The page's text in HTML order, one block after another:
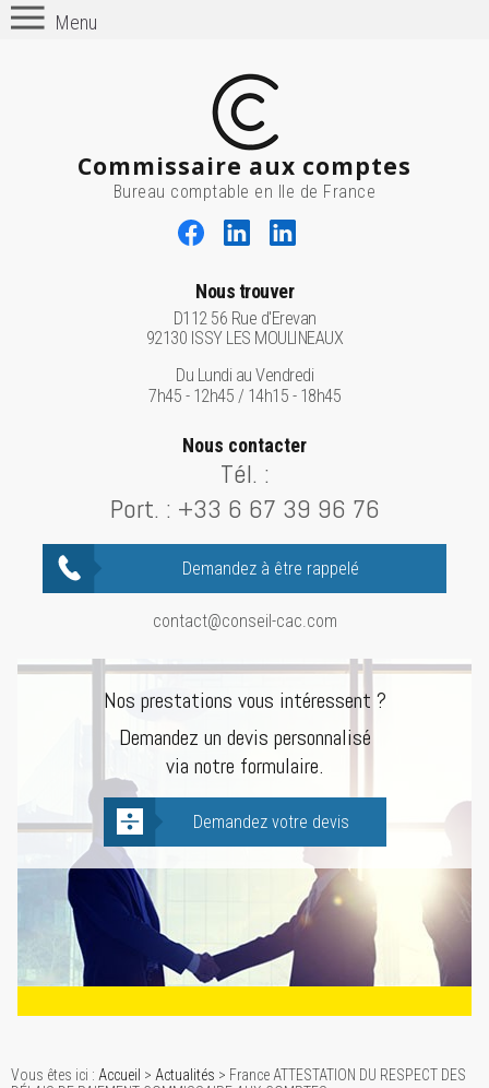
Menu
Commissaire aux comptes
Bureau comptable en Ile de France
Nous trouver
D112 56 Rue d'Erevan
92130 ISSY LES MOULINEAUX
Du Lundi au Vendredi
7h45 - 12h45 / 14h15 - 18h45
Nous contacter
Tél. :
Port. : +33 6 67 39 96 76
Demandez à être rappelé
contact@conseil-cac.com
Nos prestations vous intéressent ?
Demandez un devis personnalisé
via notre formulaire.
Demandez votre devis
Vous êtes ici : Accueil > Actualités > France ATTESTATION DU RESPECT DES